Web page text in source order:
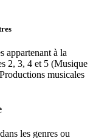
appartenant à la
2, 3, 4 et 5 (Musique
musicales
les genres ou